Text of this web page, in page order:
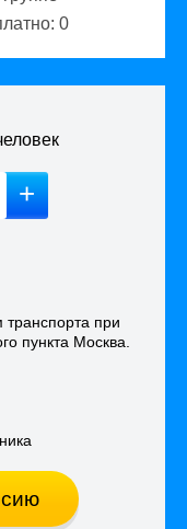
0
транспорта при
пункта Москва